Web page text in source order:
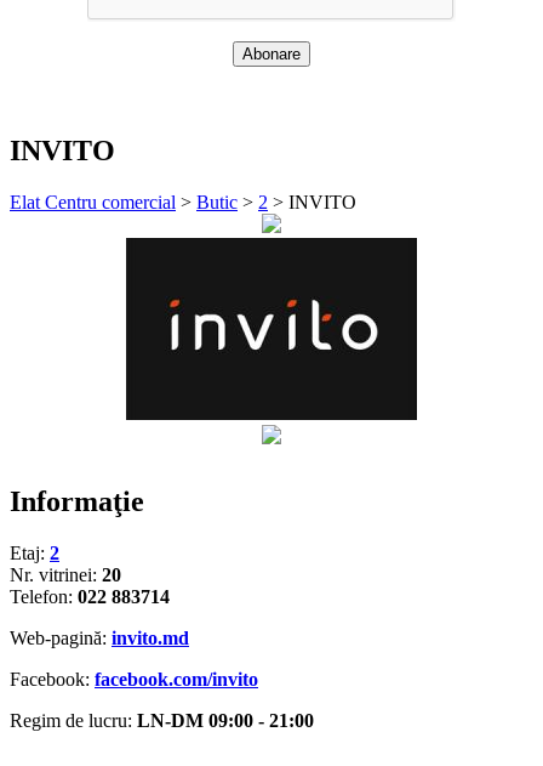
INVITO
Elat Centru comercial > Butic > 2 > INVITO
Informaţie
Etaj: 2
Nr. vitrinei: 20
Telefon: 022 883714
Web-pagină: invito.md
Facebook: facebook.com/invito
Regim de lucru: LN-DM 09:00 - 21:00